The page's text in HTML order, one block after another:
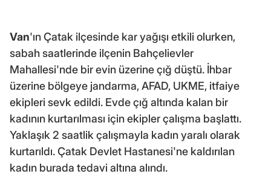
Van'ın Çatak ilçesinde kar yağışı etkili olurken,
sabah saatlerinde ilçenin Bahçelievler
Mahallesi'nde bir evin üzerine çığ düştü. İhbar
üzerine bölgeye jandarma, AFAD, UKME, itfaiye
ekipleri sevk edildi. Evde çığ altında kalan bir
kadının kurtarılması için ekipler çalışma başlattı.
Yaklaşık 2 saatlik çalışmayla kadın yaralı olarak
kurtarıldı. Çatak Devlet Hastanesi'ne kaldırılan
kadın burada tedavi altına alındı.